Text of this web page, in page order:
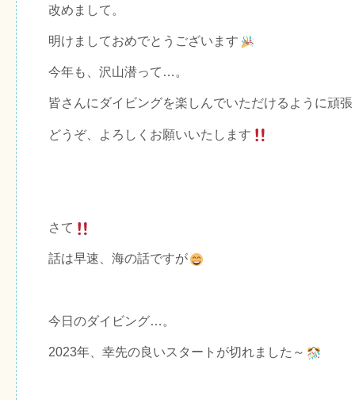
改めまして。
明けましておめでとうございます
今年も、沢山潜って…。
皆さんにダイビングを楽しんでいただけるように頑
どうぞ、よろしくお願いいたします
さて
話は早速、海の話ですが
今日のダイビング…。
2023年、幸先の良いスタートが切れました～